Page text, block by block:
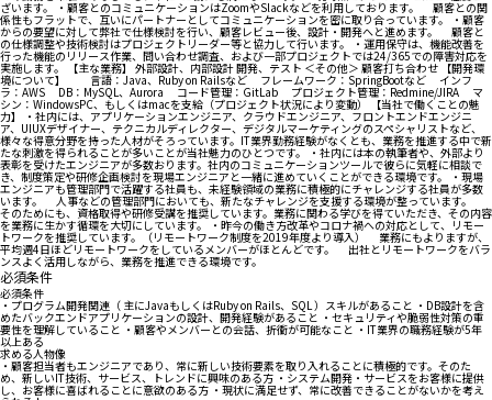
ざいます。 ・顧客とのコミュニケーションはZoomやSlackなどを利用しております。 顧客との関
係性もフラットで、互いにパートナーとしてコミュニケーションを密に取り合っています。 ・顧客
からの要望に対して弊社で仕様検討を行い、顧客レビュー後、設計・開発へと進めます。 顧客と
の仕様調整や技術検討はプロジェクトリーダー等と協力して行います。 ・運用保守は、機能改善を
行った機能のリリース作業、問い合わせ調査、および一部プロジェクトでは24/365での障害対応を
実施します。 【主な業務】 外部設計、内部設計 開発、テスト ＜その他＞ 顧客打ち合わせ 【開発環
境について】 言語：Java、Ruby on Railsなど フレームワーク：SpringBootなど インフ
ラ：AWS DB：MySQL、Aurora コード管理：GitLab プロジェクト管理：Redmine/JIRA マ
シン：WindowsPC、もしくはmacを支給（プロジェクト状況により変動） 【当社で働くことの魅
力】 ・社内には、アプリケーションエンジニア、クラウドエンジニア、フロントエンドエンジニ
ア、UIUXデザイナー、テクニカルディレクター、デジタルマーケティングのスペシャリストなど、
様々な得意分野を持った人材がそろっています。IT業界勤務経験がなくとも、業務を推進する中で新
たな刺激を得られることが多いことが当社魅力のひとつです。 ・社内には本の執筆者や、外部より
表彰を受けたエンジニアが多数おります。社内のコミュニケーションツールで彼らに気軽に相談で
き、制度策定や研修企画検討を現場エンジニアと一緒に進めていくことができる環境です。 ・現場
エンジニアも管理部門で活躍する社員も、未経験領域の業務に積極的にチャレンジする社員が多数
います。 人事などの管理部門においても、新たなチャレンジを支援する環境が整っています。
そのためにも、資格取得や研修受講を推奨しています。業務に関わる学びを得ていただき、その内容
を業務に生かす循環を大切にしています。 ・昨今の働き方改革やコロナ禍への対応として、リモー
トワークを推奨しています。（リモートワーク制度を2019年度より導入） 業務にもよりますが、
平均週4日ほどリモートワークをしているメンバーがほとんどです。 出社とリモートワークをバラ
ンスよく活用しながら、業務を推進できる環境です。
必須条件
必須条件
・プログラム開発関連（ 主にJavaもしくはRuby on Rails、SQL ）スキルがあること ・DB設計を含
めたバックエンドアプリケーションの設計、開発経験があること ・セキュリティや脆弱性対策の重
要性を理解していること ・顧客やメンバーとの会話、折衝が可能なこと ・IT業界の職務経験が5年
以上ある
求める人物像
・顧客担当者もエンジニアであり、常に新しい技術要素を取り入れることに積極的です。そのた
め、新しいIT技術、サービス、トレンドに興味のある方 ・システム開発・サービスをお客様に提供
し、お客様に喜ばれることに意欲のある方 ・現状に満足せず、常に改善できることがないかを考え